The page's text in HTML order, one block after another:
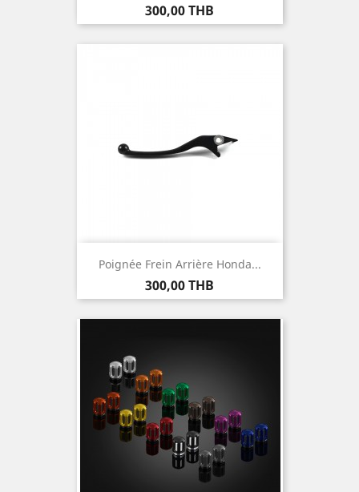
Prix
300,00 THB
Poignée Frein Arrière Honda...
Prix
300,00 THB